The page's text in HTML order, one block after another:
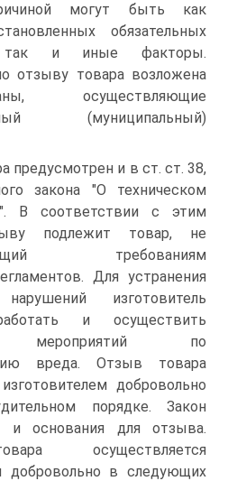
могут быть как
обязательных
так и иные факторы.
отзыву товара возложена
осуществляющие
(муниципальный)
предусмотрен и в ст. ст. 38,
закона "О техническом
В соответствии с этим
подлежит товар, не
требованиям
Для устранения
изготовитель
и осуществить
мероприятий по
вреда. Отзыв товара
добровольно
порядке. Закон
и основания для отзыва.
осуществляется
добровольно в следующих